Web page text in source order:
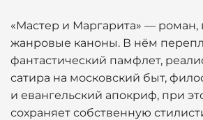
«Мастер и Маргарита» —
жанровые каноны. В нём
фантастический памфлет,
сатира на московский быт,
и евангельский апокриф, при
сохраняет собственную